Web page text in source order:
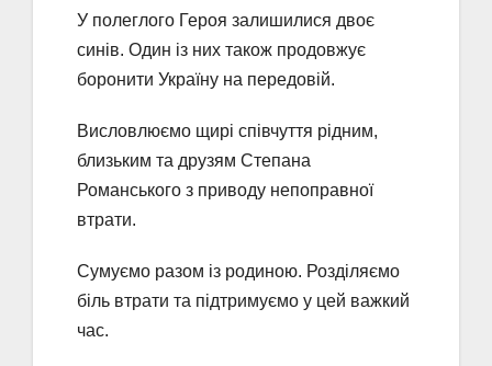
У полеглого Героя залишилися двоє
синів. Один із них також продовжує
боронити Україну на передовій.
Висловлюємо щирі співчуття рідним,
близьким та друзям Степана
Романського з приводу непоправної
втрати.
Сумуємо разом із родиною. Розділяємо
біль втрати та підтримуємо у цей важкий
час.